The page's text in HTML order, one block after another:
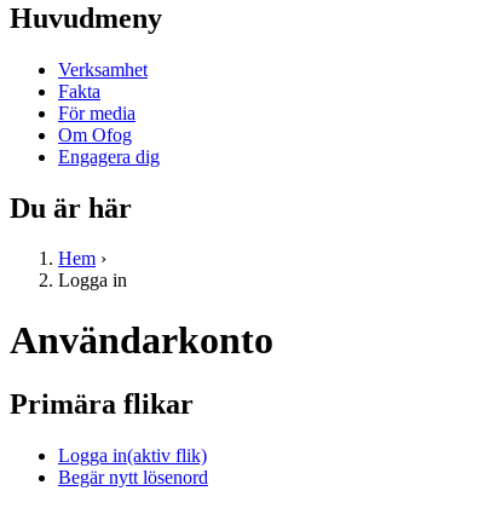
Huvudmeny
Verksamhet
Fakta
För media
Om Ofog
Engagera dig
Du är här
Hem ›
Logga in
Användarkonto
Primära flikar
Logga in(aktiv flik)
Begär nytt lösenord